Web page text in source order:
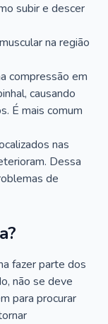
subir e descer
na região
compressão em
causando
É mais comum
nas
Dessa
de
fazer parte dos
não se deve
para procurar